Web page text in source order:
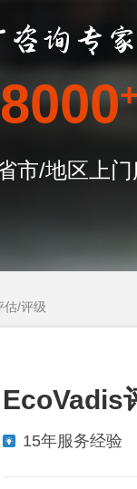
市/地区上
估/评级
EcoVadis
15年服务经验